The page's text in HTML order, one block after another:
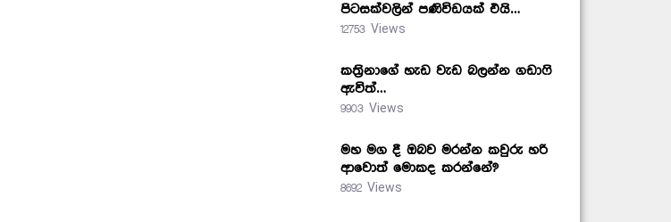
පිටසක්වලින් පණිවිඩයක් එයි…
12753 Views
කත්‍රිනාගේ හැඩ වැඩ බලන්න ගඩාෆි
ඇවිත්…
9903 Views
මහ මග දී ඔබව මරන්න කවුරු හරි
ආවොත් මොකද කරන්නේ?
8692 Views